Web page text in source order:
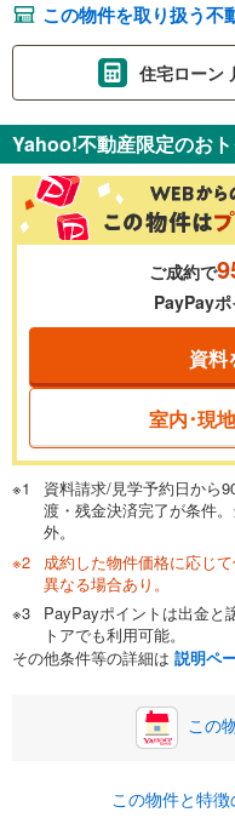
この物件を取り扱う不
住宅ローン
金利
0.01%
一般的には最長35年ま
が完済時の年齢は80歳
閉じる
頭金
0万円
自己資金から住宅購入
い。一般的には物件価格
閉じる
ボーナス
0円
ナス時の増額分（1回分
Yahoo!不動産限定のお
ご成約で
PayPayポ
資料
室内･現
資料請求/見学予約日から
渡・残金決済完了が条件
外。
成約した物件価格に応じ
異なる場合あり。
PayPayポイントは出金と
トアでも利用可能。
その他条件等の詳細は 説明ペ
この
この物件と特